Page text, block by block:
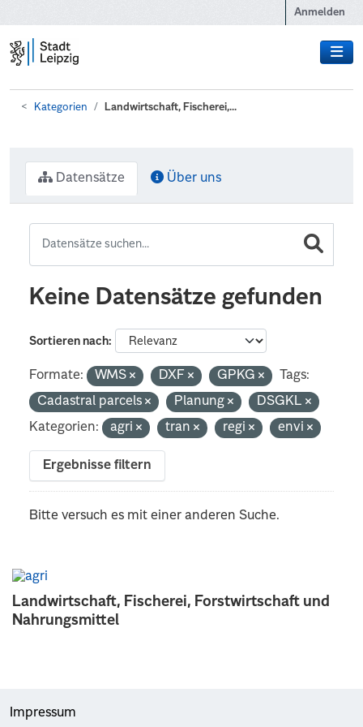
Anmelden
Kategorien Landwirtschaft, Fischerei,...
Landwirtschaft, Fischerei, Forstwirtschaft und
Nahrungsmittel
Datensätze Über uns
Keine Datensätze gefunden
Sortieren nach
Formate: WMS DXF GPKG
Tags:
Cadastral parcels
Planung
DSGKL
Kategorien:
agri tran regi envi
Ergebnisse filtern
Bitte versuch es mit einer anderen Suche.
Impressum